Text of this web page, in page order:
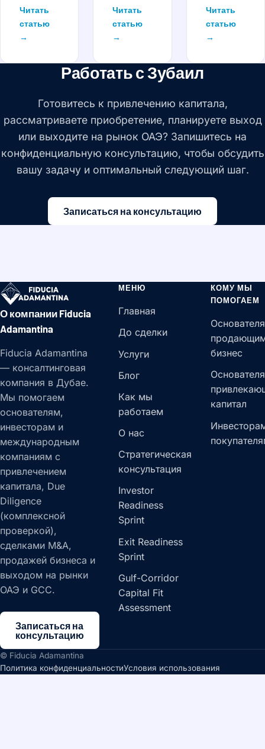
Читать
статью
→
Читать
статью
→
Читать
статью
→
Работать с Зубаил
Готовитесь к привлечению капитала,
рассматриваете приобретение, планируете выход
или выходите на рынок ОАЭ? Запишитесь на
конфиденциальную консультацию, чтобы обсудить
вашу задачу и оптимальный следующий шаг.
Записаться на консультацию
О компании Fiducia
Adamantina
Fiducia Adamantina
— консалтинговая
компания в Дубае.
Мы помогаем
основателям,
инвесторам и
международным
компаниям с
привлечением
капитала, Due
Diligence
(комплексной
проверкой),
сделками M&A,
продажей бизнеса и
выходом на рынки
ОАЭ и GCC.
Записаться на
консультацию
МЕНЮ
Главная
До сделки
Услуги
Блог
Как мы
работаем
О нас
Стратегическая
консультация
Investor
Readiness
Sprint
Exit Readiness
Sprint
Gulf-Corridor
Capital Fit
Assessment
КОМУ МЫ
ПОМОГАЕМ
бизнес
капитал
© Fiducia Adamantina
Политика конфиденциальностиУсловия использования